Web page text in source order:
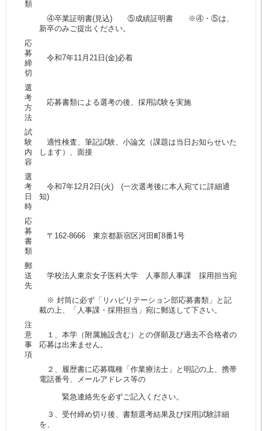
類
④卒業証明書(見込) ⑤成績証明書 ※④・⑤は、
新卒のみご提出ください。
応
募
締
切
令和7年11月21日(金)必着
選
考
方
法
応募書類による選考の後、採用試験を実施
試
験
内
容
適性検査、筆記試験、小論文（課題は当日お知らせいた
します）、面接
選
考
日
時
令和7年12月2日(火) (一次選考後に本人宛てに詳細通
知)
応
募
書
類
〒162-8666 東京都新宿区河田町8番1号
郵
送
先
学校法人東京女子医科大学 人事部人事課 採用担当宛
※ 封筒に必ず「リハビリテーション部応募書類」と記
載の上、「人事課・採用担当」宛に郵送して下さい。
注
意
事
項
１、本学（附属施設含む）との併願及び過去不合格者の
応募は出来ません。
２、履歴書に応募職種「作業療法士」と明記の上、携帯
電話番号、メールアドレス等の
緊急連絡先を必ずご記入ください。
３、受付締め切り後、書類選考結果及び採用試験詳細
を、